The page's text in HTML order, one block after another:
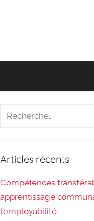
Recherche
Articles récents
Compétences
apprentissage
l’employabilité